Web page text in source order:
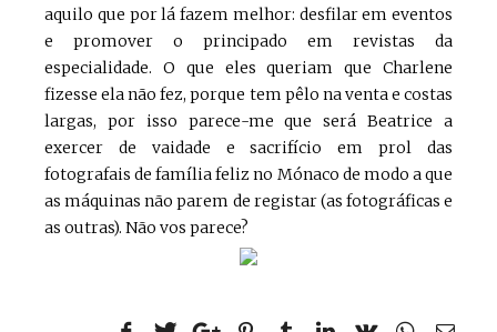
aquilo que por lá fazem melhor: desfilar em eventos
e promover o principado em revistas da
especialidade. O que eles queriam que Charlene
fizesse ela não fez, porque tem pêlo na venta e costas
largas, por isso parece-me que será Beatrice a
exercer de vaidade e sacrifício em prol das
fotografais de família feliz no Mónaco de modo a que
as máquinas não parem de registar (as fotográficas e
as outras). Não vos parece?